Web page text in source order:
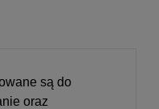
są do
oraz